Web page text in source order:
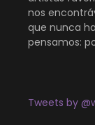
nos
que nunca
pensamos:
Tweets by